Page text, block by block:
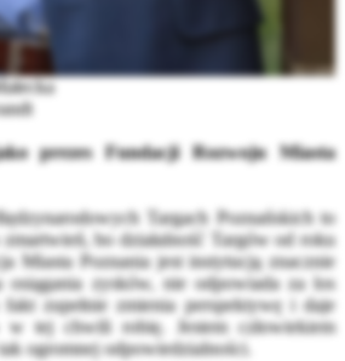
prezes Fundacji Rozwoju Miasta
Targach Poznańskich to
bo działalność Targów od roku
Miasta Poznania jest instytucją znacznie
osiągania zysków, nie odpowiada za los
zupełnie zmienia perspektywę i daje
tej chwili robię. Jestem człowiekiem
ogromnej odpowiedzialności.